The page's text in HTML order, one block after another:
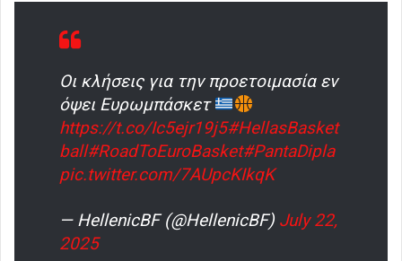
Οι κλήσεις για την προετοιμασία εν
όψει Ευρωμπάσκετ
https://t.co/Ic5ejr19j5#HellasBasket
ball#RoadToEuroBasket#PantaDipla
pic.twitter.com/7AUpcKIkqK
— HellenicBF (@HellenicBF) July 22,
2025